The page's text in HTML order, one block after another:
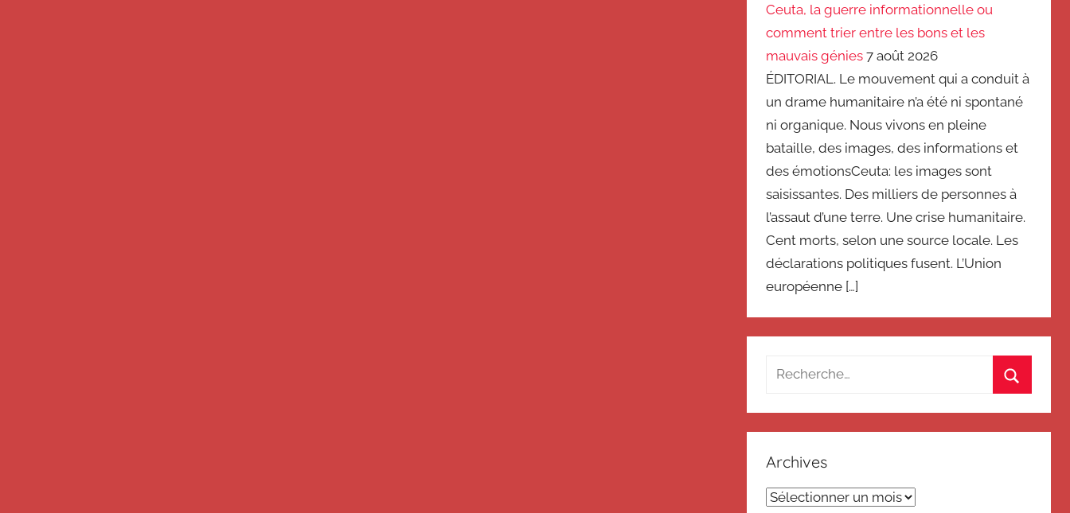
Ceuta, la guerre informationnelle ou
comment trier entre les bons et les
mauvais génies 7 août 2026
ÉDITORIAL. Le mouvement qui a conduit à
un drame humanitaire n’a été ni spontané
ni organique. Nous vivons en pleine
bataille, des images, des informations et
des émotionsCeuta: les images sont
saisissantes. Des milliers de personnes à
l’assaut d’une terre. Une crise humanitaire.
Cent morts, selon une source locale. Les
déclarations politiques fusent. L’Union
européenne […]
Recherche
:
Archives
Archives